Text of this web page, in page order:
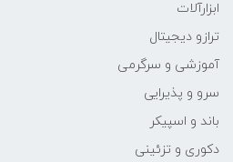
ابزارآلات
ترازو دیجیتال
آموزشی و سرگرمی
سرو و پذیرایی
باند و اسپیکر
دکوری و تزئینی